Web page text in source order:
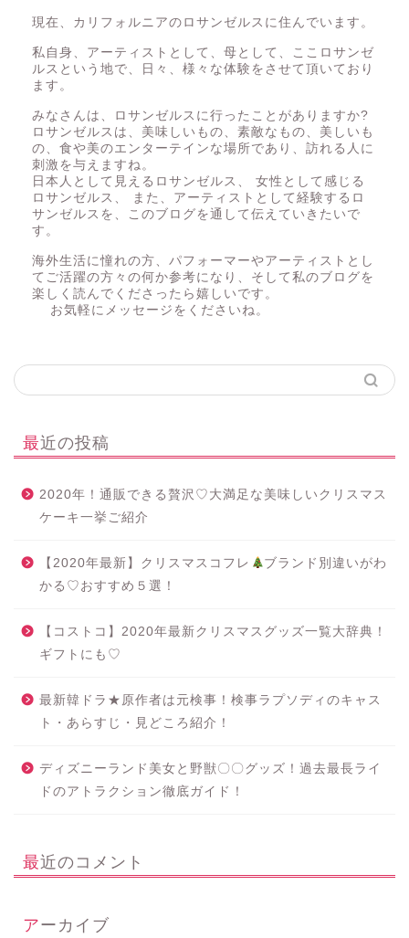
現在、カリフォルニアのロサンゼルスに住んでいます。
私自身、アーティストとして、母として、ここロサンゼ
ルスという地で、日々、様々な体験をさせて頂いており
ます。
みなさんは、ロサンゼルスに行ったことがありますか?
ロサンゼルスは、美味しいもの、素敵なもの、美しいも
の、食や美のエンターテインな場所であり、訪れる人に
刺激を与えますね。
日本人として見えるロサンゼルス、 女性として感じる
ロサンゼルス、 また、アーティストとして経験するロ
サンゼルスを、このブログを通して伝えていきたいで
す。
海外生活に憧れの方、パフォーマーやアーティストとし
てご活躍の方々の何か参考になり、そして私のブログを
楽しく読んでくださったら嬉しいです。
お気軽にメッセージをくださいね。
最近の投稿
2020年！通販できる贅沢♡大満足な美味しいクリスマス
ケーキ一挙ご紹介
【2020年最新】クリスマスコフレ
ブランド別違いがわ
かる♡おすすめ５選！
【コストコ】2020年最新クリスマスグッズ一覧大辞典！
ギフトにも♡
最新韓ドラ★原作者は元検事！検事ラプソディのキャス
ト・あらすじ・見どころ紹介！
ディズニーランド美女と野獣〇〇グッズ！過去最長ライ
ドのアトラクション徹底ガイド！
最近のコメント
アーカイブ